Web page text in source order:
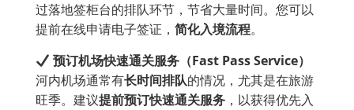
过落地签柜台的排队环节，节省大量时间。您可以
提前在线申请电子签证， 简化入境流程。
预订机场快速通关服务（Fast Pass Service）
河内机场通常有长时间排队的情况，尤其是在旅游
旺季。建议提前预订快速通关服务 ，以获得优先入